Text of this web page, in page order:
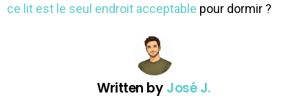
ce lit est le seul endroit acceptable pour dormir ?
Written byJosé J.